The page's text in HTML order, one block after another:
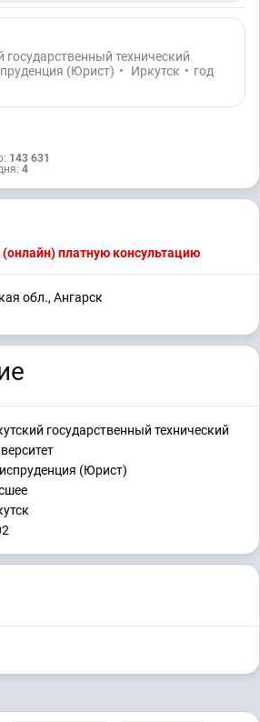
государственный технический
(Юрист) • Иркутск • год
143 631
4
платную консультацию
обл., Ангарск
государственный технический
(Юрист)